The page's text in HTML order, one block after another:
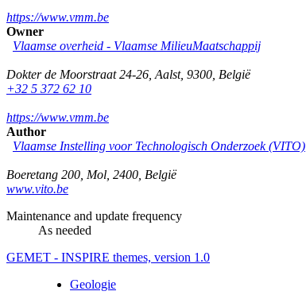
https://www.vmm.be
Owner
Vlaamse overheid - Vlaamse MilieuMaatschappij
Dokter de Moorstraat 24-26 Aalst, 9300 België
+32 5 372 62 10
https://www.vmm.be
Author
Vlaamse Instelling voor Technologisch Onderzoek (VITO)
Boeretang 200 Mol 2400 België
www.vito.be
Maintenance and update frequency
As needed
GEMET - INSPIRE themes, version 1.0
Geologie